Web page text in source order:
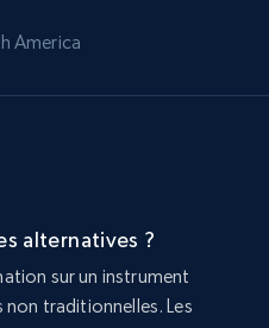
America
alternatives ?
sur un instrument
traditionnelles. Les